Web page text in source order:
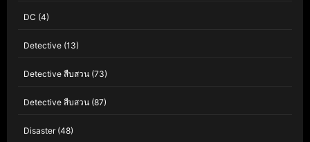
DC (4)
Detective (13)
Detective สืบสวน (73)
Detective สืบสวน (87)
Disaster(48)